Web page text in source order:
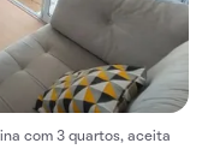
com 3 quartos, aceita